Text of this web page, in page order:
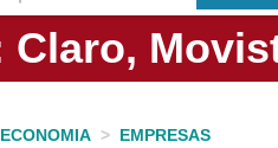
ECONOMIA > EMPRESAS